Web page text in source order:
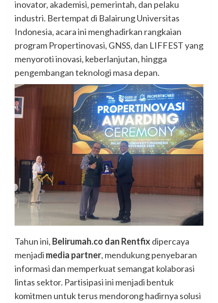
inovator, akademisi, pemerintah, dan pelaku
industri. Bertempat di Balairung Universitas
Indonesia, acara ini menghadirkan rangkaian
program Propertinovasi, GNSS, dan LIFFEST yang
menyoroti inovasi, keberlanjutan, hingga
pengembangan teknologi masa depan.
Tahun ini, Belirumah.co dan Rentfix dipercaya
menjadi media partner, mendukung penyebaran
informasi dan memperkuat semangat kolaborasi
lintas sektor. Partisipasi ini menjadi bentuk
komitmen untuk terus mendorong hadirnya solusi